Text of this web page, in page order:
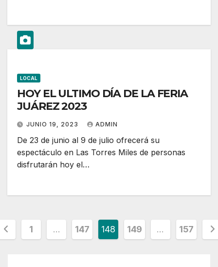
LOCAL
HOY EL ULTIMO DÍA DE LA FERIA
JUÁREZ 2023
JUNIO 19, 2023 ADMIN
De 23 de junio al 9 de julio ofrecerá su
espectáculo en Las Torres Miles de personas
disfrutarán hoy el…
1 … 147 148 149 … 157